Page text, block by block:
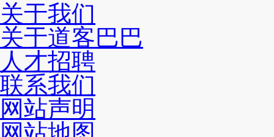
关于我们
关于道客巴巴
人才招聘
联系我们
网站声明